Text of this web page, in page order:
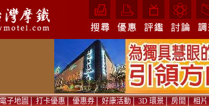
電子地圖│打卡優惠│優惠券│好康活動│3D 環景│房間│相片